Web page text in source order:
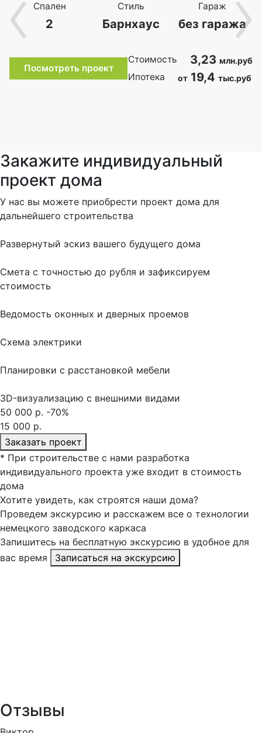
Спален
2
Стиль
Барнхаус
Гараж
без гаража
Стоимость 3,23 млн.руб
Ипотека от19,4 тыс.руб
Посмотреть проект
Закажите индивидуальный
проект дома
У нас вы можете приобрести проект дома для
дальнейшего строительства
Развернутый эскиз вашего будущего дома
Cмета с точностью до рубля и зафиксируем
стоимость
Ведомость оконных и дверных проемов
Cхема электрики
Планировки с расстановкой мебели
3D-визуализацию с внешними видами
50 000 р. -70%
15 000 р.
Заказать проект
* При строительстве с нами разработка
индивидуального проекта уже входит в стоимость
дома
Хотите увидеть, как строятся наши дома?
Проведем экскурсию и расскажем все о технологии
немецкого заводского каркаса
Запишитесь на бесплатную экскурсию в удобное для
вас время
Записаться на экскурсию
Отзывы